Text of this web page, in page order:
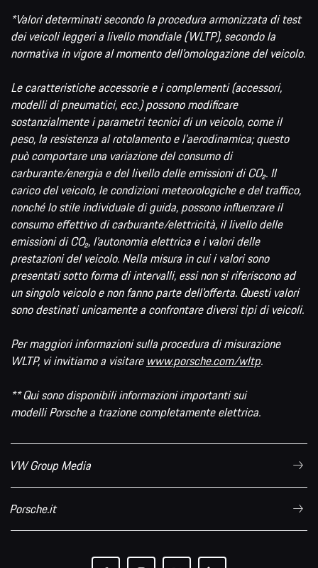
*Valori determinati secondo la procedura armonizzata di test
dei veicoli leggeri a livello mondiale (WLTP), secondo la
normativa in vigore al momento dell’omologazione del veicolo.
Le caratteristiche accessorie e i complementi (accessori,
modelli di pneumatici, ecc.) possono modificare
sostanzialmente i parametri tecnici di un veicolo, come il
peso, la resistenza al rotolamento e l'aerodinamica; questo
può comportare una variazione del consumo di
carburante/energia e del livello delle emissioni di CO₂. Il
carico del veicolo, le condizioni meteorologiche e del traffico,
nonché lo stile individuale di guida, possono influenzare il
consumo effettivo di carburante/elettricità, il livello delle
emissioni di CO₂, l’autonomia elettrica e i valori delle
prestazioni del veicolo. Nella misura in cui i valori sono
presentati sotto forma di intervalli, essi non si riferiscono ad
un singolo veicolo e non fanno parte dell'offerta. Questi valori
sono destinati unicamente a confrontare diversi tipi di veicoli.
Per maggiori informazioni sulla procedura di misurazione
WLTP, vi invitiamo a visitare www.porsche.com/wltp.
** Qui sono disponibili informazioni importanti sui
modelli Porsche a trazione completamente elettrica.
VW Group Media
Porsche.it